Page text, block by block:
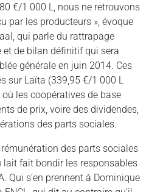
€/1 000 L, nous ne retrouvons
par les producteurs », évoque
qui parle du rattrapage
et de bilan définitif qui sera
générale en juin 2014. Ces
sur Laïta (339,95 €/1 000 L
où les coopératives de base
de prix, voire des dividendes,
des parts sociales.
des parts sociales
lait fait bondir les responsables
Qui s’en prennent à Dominique